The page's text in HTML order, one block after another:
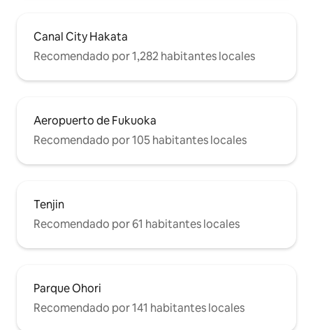
Canal City Hakata
Recomendado por 1,282 habitantes locales
Aeropuerto de Fukuoka
Recomendado por 105 habitantes locales
Tenjin
Recomendado por 61 habitantes locales
Parque Ohori
Recomendado por 141 habitantes locales